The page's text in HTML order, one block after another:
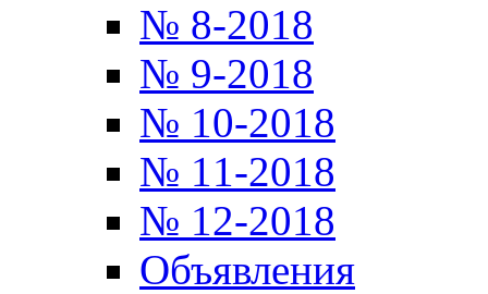
№ 8-2018
№ 9-2018
№ 10-2018
№ 11-2018
№ 12-2018
Объявления